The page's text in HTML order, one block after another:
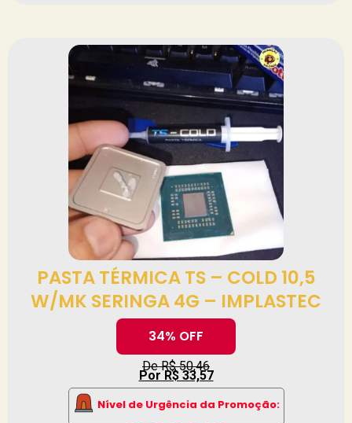
PASTA TÉRMICA TS – COLD 10,5
W/MK SERINGA 4G – IMPLASTEC
34% OFF
De R$ 50,46
Por R$ 33,57
Nível de Urgência da Promoção: